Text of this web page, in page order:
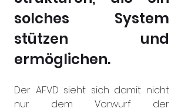
solches System
stützen und
ermöglichen.
Der AFVD sieht sich damit nicht
nur dem Vorwurf der